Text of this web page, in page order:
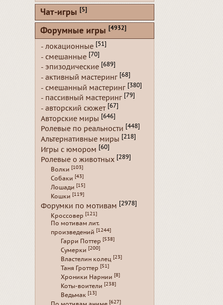
Чат-игры [5]
Форумные игры [4932]
- локационные [51]
- смешанные [70]
- эпизодические [689]
- активный мастеринг [68]
- смешанный мастеринг [380]
- пассивный мастеринг [79]
- авторский сюжет [67]
Авторские миры [646]
Ролевые по реальности [448]
Альтернативные миры [218]
Игры с юмором [60]
Ролевые о животных [289]
Волки [103]
Собаки [43]
Лошади [15]
Кошки [119]
Форумки по мотивам [2978]
Кроссовер [121]
По мотивам лит.
произведений [1244]
Гарри Поттер [538]
Сумерки [200]
Властелин колец [23]
Таня Гроттер [51]
Хроники Нарнии [8]
Коты-воители [238]
Ведьмак [13]
[627]